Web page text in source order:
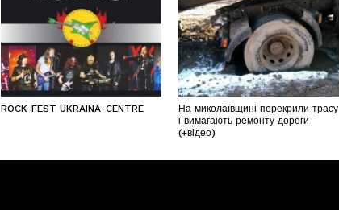
ROCK-FEST UKRAINA-CENTRE
На миколаївщині перекрили трасу
і вимагають ремонту дороги
(+відео)